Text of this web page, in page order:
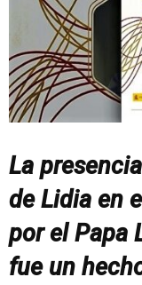
La
de Lidia en
por el Papa
fue un